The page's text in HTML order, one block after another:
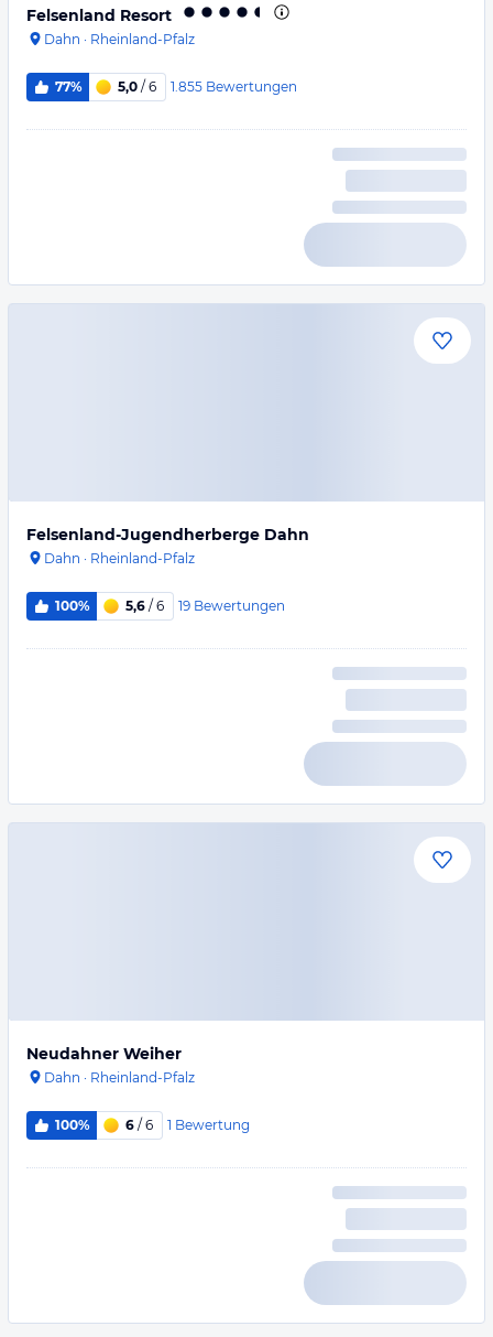
Felsenland Resort
Dahn · Rheinland-Pfalz
77% 5,0 / 6 1.855 Bewertungen
Felsenland-Jugendherberge Dahn
Dahn · Rheinland-Pfalz
100% 5,6 / 6 19 Bewertungen
Neudahner Weiher
Dahn · Rheinland-Pfalz
100% 6 / 6 1 Bewertung